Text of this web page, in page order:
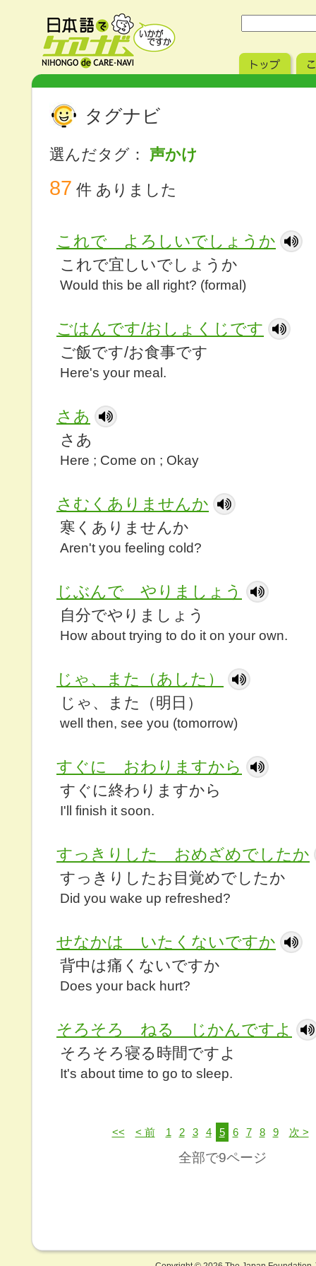
タグナビ
選んだタグ： 声かけ
87 件 ありました
これで よろしいでしょうか
これで宜しいでしょうか
Would this be all right? (formal)
ごはんです/おしょくじです
ご飯です/お食事です
Here's your meal.
さあ
さあ
Here ; Come on ; Okay
さむくありませんか
寒くありませんか
Aren't you feeling cold?
じぶんで やりましょう
自分でやりましょう
How about trying to do it on your own.
じゃ、また（あした）
じゃ、また（明日）
well then, see you (tomorrow)
すぐに おわりますから
すぐに終わりますから
I'll finish it soon.
すっきりした おめざめでしたか
すっきりしたお目覚めでしたか
Did you wake up refreshed?
せなかは いたくないですか
背中は痛くないですか
Does your back hurt?
そろそろ ねる じかんですよ
そろそろ寝る時間ですよ
It's about time to go to sleep.
<< < 前 1 2 3 4 5 6 7 8 9 次 >
全部で9ページ